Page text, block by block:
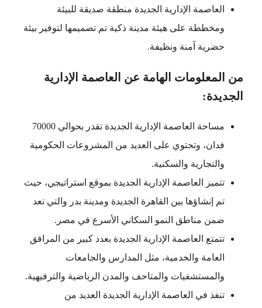
العاصمة الإدارية الجديدة منطقة صديقة للبيئة
ومخططة على هيئة مدينة ذكية تم تصميمها لتوفير بيئة
حضرية آمنة ونظيفة.
من المعلومات الهامة عن العاصمة الإدارية
الجديدة:
مساحة العاصمة الإدارية الجديدة تقدر بحوالي 70000
فدان، وتحتوي على العديد من المشروعات الحكومية
والتجارية والسكنية.
تتميز العاصمة الإدارية الجديدة بموقع استراتيجي، حيث
تم إنشاؤها بين القاهرة الجديدة ومدينة بدر والتي تعد
ضمن مناطق النمو السكاني الأسرع في مصر.
تتمتع العاصمة الإدارية الجديدة بعدد كبير من المرافق
العامة والخدمية، مثل المدارس والجامعات
والمستشفيات والمتاحف والمدن الرياضية والترفيهية.
تنفذ في العاصمة الإدارية الجديدة العديد من